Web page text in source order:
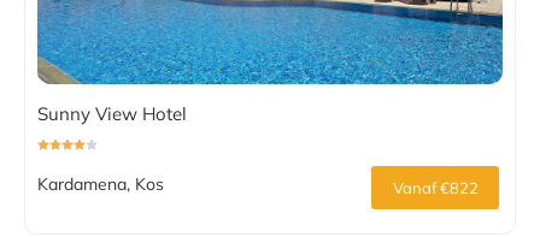
Sunny View Hotel
Kardamena, Kos Vanaf €822